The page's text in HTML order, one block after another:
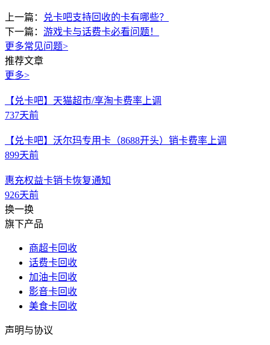
上一篇：
兑卡吧支持回收的卡有哪些？
下一篇： 游戏卡与话费卡必看问题！
更多常见问题>
推荐文章
更多>
【兑卡吧】天猫超市/享淘卡费率上调
737天前
【兑卡吧】沃尔玛专用卡（8688开头）销卡费率上调
899天前
惠充权益卡销卡恢复通知
926天前
换一换
旗下产品
商超卡回收
话费卡回收
加油卡回收
影音卡回收
美食卡回收
声明与协议